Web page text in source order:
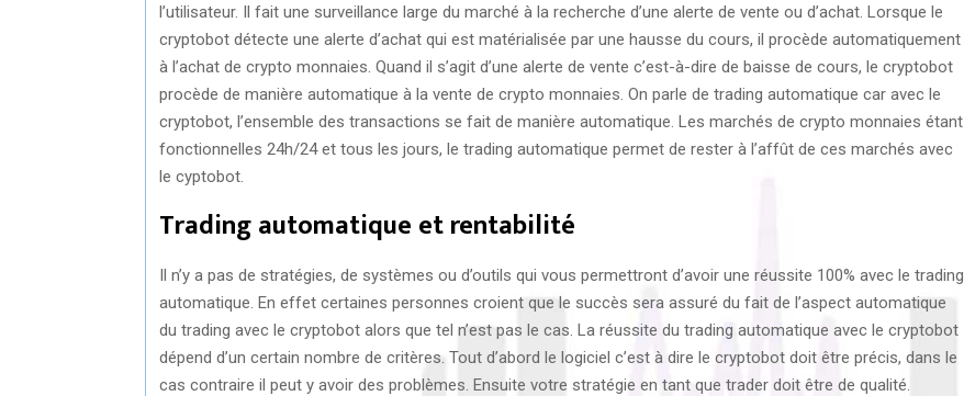
l’utilisateur. Il fait une surveillance large du marché à la recherche d’une alerte de vente ou d’achat. Lorsque le
cryptobot détecte une alerte d’achat qui est matérialisée par une hausse du cours, il procède automatiquement
à l’achat de crypto monnaies. Quand il s’agit d’une alerte de vente c’est-à-dire de baisse de cours, le cryptobot
procède de manière automatique à la vente de crypto monnaies. On parle de trading automatique car avec le
cryptobot, l’ensemble des transactions se fait de manière automatique. Les marchés de crypto monnaies étant
fonctionnelles 24h/24 et tous les jours, le trading automatique permet de rester à l’affût de ces marchés avec
le cyptobot.
Trading automatique et rentabilité
Il n’y a pas de stratégies, de systèmes ou d’outils qui vous permettront d’avoir une réussite 100% avec le trading
automatique. En effet certaines personnes croient que le succès sera assuré du fait de l’aspect automatique
du trading avec le cryptobot alors que tel n’est pas le cas. La réussite du trading automatique avec le cryptobot
dépend d’un certain nombre de critères. Tout d’abord le logiciel c’est à dire le cryptobot doit être précis, dans le
cas contraire il peut y avoir des problèmes. Ensuite votre stratégie en tant que trader doit être de qualité.